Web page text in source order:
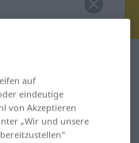
auf
eindeutige
von Akzeptieren
„Wir und unsere